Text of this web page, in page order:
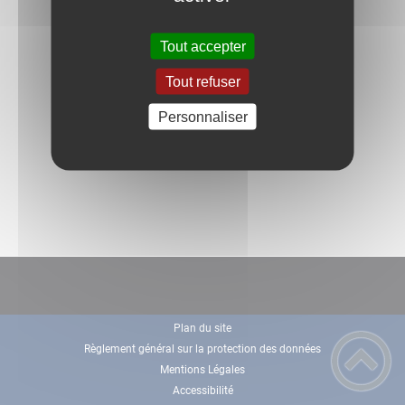
Plan du site
Règlement général sur la protection des données
Mentions Légales
Accessibilité
Tout accepter
Tout refuser
Personnaliser